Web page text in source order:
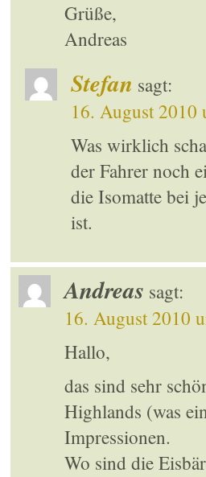
Grüße,
Andreas
Stefan sagt:
16. August
Was wirklich
der Fahrer noch
die Isomatte bei
ist.
Andreas sagt:
16. August 2010
Hallo,
das sind sehr
Highlands (was
Impressionen.
Wo sind die